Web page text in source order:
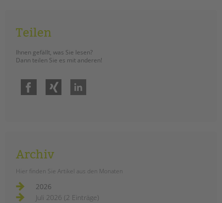
Teilen
Ihnen gefällt, was Sie lesen?
Dann teilen Sie es mit anderen!
Facebook Xing
Archiv
Hier finden Sie Artikel aus den Monaten
2026
Juli 2026 (2 Einträge)